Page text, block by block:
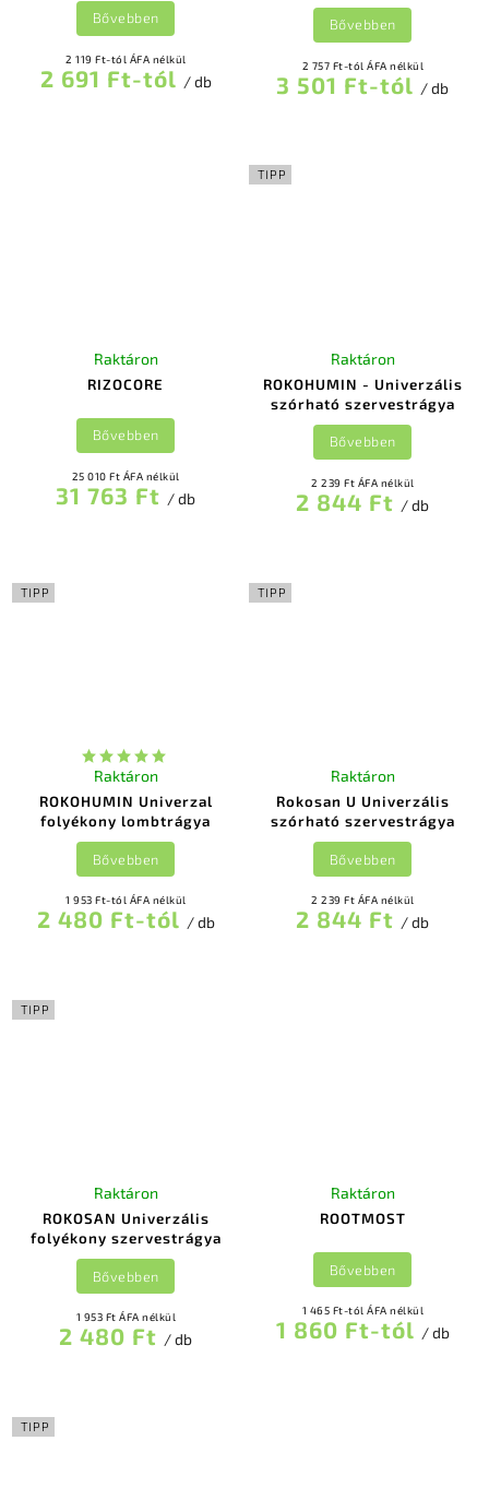
2 119 Ft-tól ÁFA nélkül
2 691 Ft-tól / db
Bővebben
2 757 Ft-tól ÁFA nélkül
3 501 Ft-tól / db
Bővebben
RIZOCORE
Raktáron
25 010 Ft ÁFA nélkül
31 763 Ft / db
Bővebben
TIPP
ROKOHUMIN - Univerzális
szórható szervestrágya
Raktáron
2 239 Ft ÁFA nélkül
2 844 Ft / db
Bővebben
TIPP
ROKOHUMIN Univerzal
folyékony lombtrágya
Raktáron
1 953 Ft-tól ÁFA nélkül
2 480 Ft-tól / db
Bővebben
TIPP
Rokosan U Univerzális
szórható szervestrágya
Raktáron
2 239 Ft ÁFA nélkül
2 844 Ft / db
Bővebben
TIPP
ROKOSAN Univerzális
folyékony szervestrágya
Raktáron
1 953 Ft ÁFA nélkül
2 480 Ft / db
Bővebben
ROOTMOST
Raktáron
1 465 Ft-tól ÁFA nélkül
1 860 Ft-tól / db
Bővebben
TIPP